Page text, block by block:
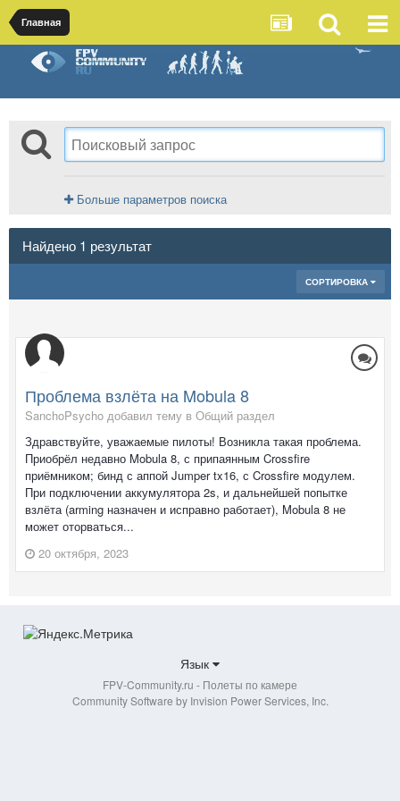
Главная
Больше параметров поиска
Найдено 1 результат
СОРТИРОВКА
Проблема взлёта на Mobula 8
SanchoPsycho добавил тему в Общий раздел
Здравствуйте, уважаемые пилоты! Возникла такая проблема.
Приобрёл недавно Mobula 8, с припаянным Crossfire
приёмником; бинд с аппой Jumper tx16, с Crossfire модулем.
При подключении аккумулятора 2s, и дальнейшей попытке
взлёта (arming назначен и исправно работает), Mobula 8 не
может оторваться...
20 октября, 2023
Язык
FPV-Community.ru - Полеты по камере
Community Software by Invision Power Services, Inc.